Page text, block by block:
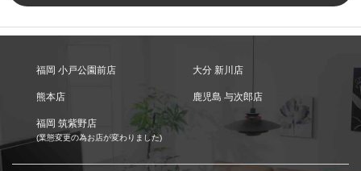
福岡 小戸公園前店 大分 新川店
熊本店 鹿児島 与次郎店
福岡 筑紫野店
(業態変更の為お店が変わりました)